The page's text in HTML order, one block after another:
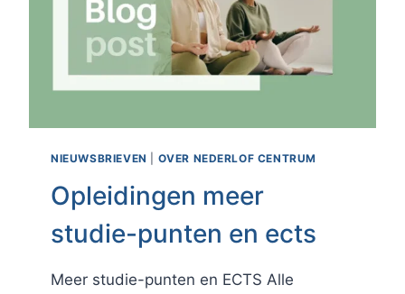
NIEUWSBRIEVEN OVER NEDERLOF CENTRUM
Opleidingen meer
studie-punten en ects
Meer studie-punten en ECTS Alle